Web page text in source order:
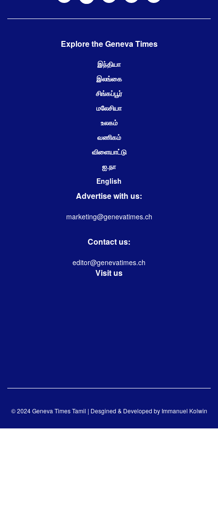
Explore the Geneva Times
இந்தியா
இலங்கை
சிங்கப்பூர்
மலேசியா
உலகம்
வணிகம்
விளையாட்டு
ஐ.நா
English
Advertise with us:
marketing@genevatimes.ch
Contact us:
editor@genevatimes.ch
Visit us
© 2024 Geneva Times Tamil | Desgined & Developed by Immanuel Kolwin